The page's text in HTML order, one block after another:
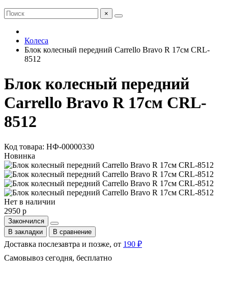
×
Колеса
Блок колесный передний Carrello Bravo R 17см CRL-
8512
Блок колесный передний
Carrello Bravo R 17см CRL-
8512
Код товара: НФ-00000330
Новинка
Нет в наличии
2950 р
Закончился
В закладки
В сравнение
Доставка послезавтра и позже, от 190 ₽
Самовывоз сегодня, бесплатно